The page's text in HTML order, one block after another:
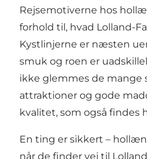
Rejsemotiverne hos
forhold til, hvad Lolland-
Kystlinjerne er næsten
smuk og roen er
ikke glemmes de
attraktioner og gode
kvalitet, som også findes
En ting er sikkert –
når de finder vej til